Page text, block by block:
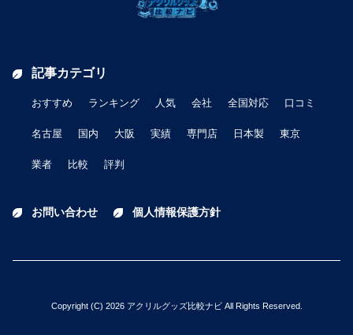
記事カテゴリ
おすすめ ランキング 人気 会社 全国対応 口コミ
名古屋 国内 大阪 実績 専門店 日本製 東京
業者 比較 評判
お問い合わせ 個人情報保護方針
Copyright (C) 2026 アクリルグッズ比較ナビ All Rights Reserved.